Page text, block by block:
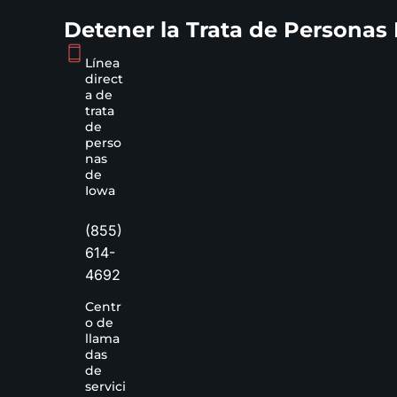
Detener la Trata de Personas
Línea
direct
a de
trata
de
perso
nas
de
Iowa
(855)
614-
4692
Centr
o de
llama
das
de
servici